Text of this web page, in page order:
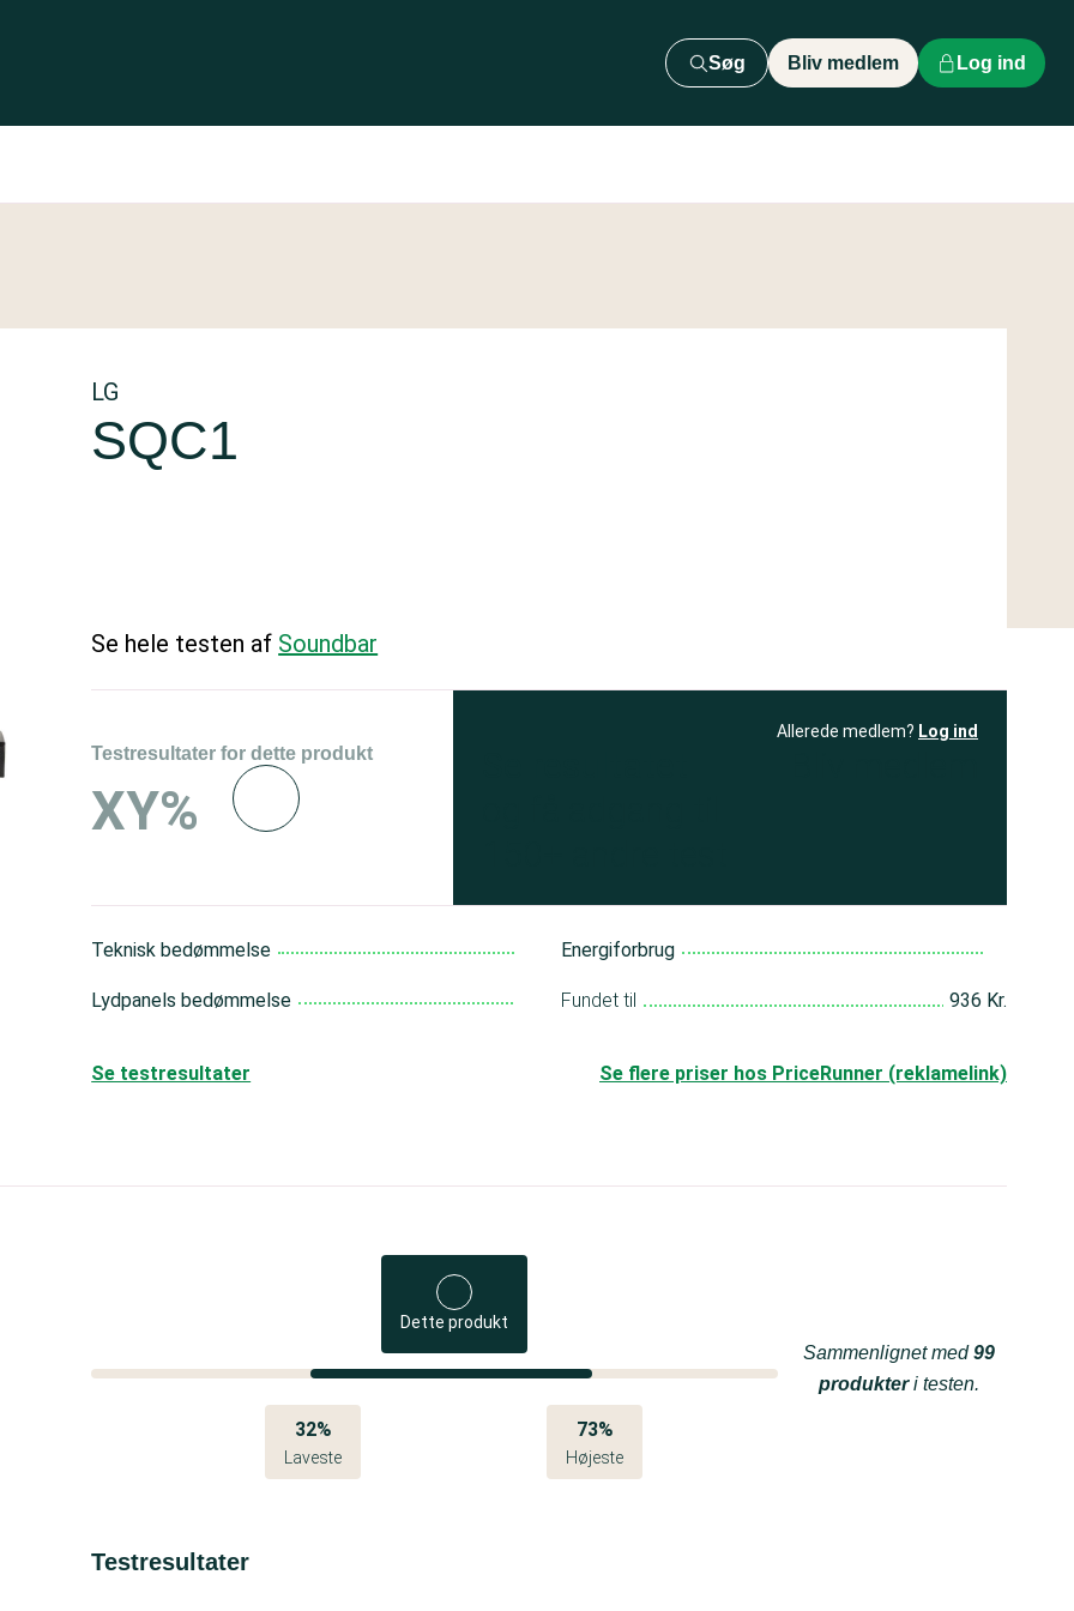
Søg Bliv medlem Log ind
LG
SQC1
Se hele testen af Soundbar
Testresultater for dette produkt
XY%
Allerede medlem? Log ind
Teknisk bedømmelse
Lydpanels bedømmelse
Energiforbrug
Fundet til 936 Kr.
Se flere priser hos PriceRunner (reklamelink)
Se testresultater
Dette produkt
32%
Laveste
73%
Højeste
Sammenlignet med99
produkteri testen.
Testresultater